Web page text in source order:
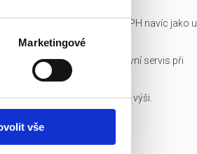
Marketingové
vše
osvobozen, není nutné platit DPH navíc jako u
konkurence!
Veškerou administrativu a právní servis při
koupi/přepisu zařídíme my!
kapitál splacen v plné výši.